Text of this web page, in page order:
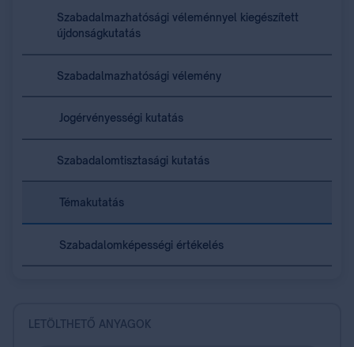
Szabadalmazhatósági véleménnyel kiegészített
újdonságkutatás
Szabadalmazhatósági vélemény
Jogérvényességi kutatás
Szabadalomtisztasági kutatás
Témakutatás
Szabadalomképességi értékelés
LETÖLTHETŐ ANYAGOK